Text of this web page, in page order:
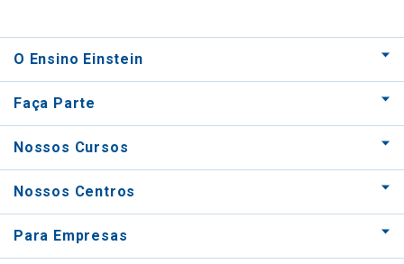
O Ensino Einstein
Faça Parte
Nossos Cursos
Nossos Centros
Para Empresas